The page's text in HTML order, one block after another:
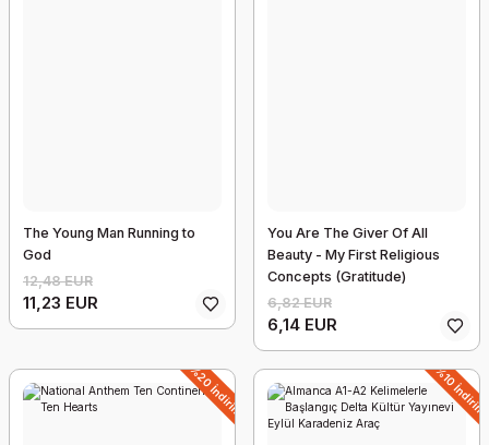
Barış Alper Yılmaz - Benim Futbol Kahramanım
13,67 EUR
12,30 EUR
The Young Man Running to
God
12,48 EUR
11,23 EUR
You Are The Giver Of All
Beauty - My First Religious
Concepts (Gratitude)
6,82 EUR
6,14 EUR
%20 İndirim %10 İndirim